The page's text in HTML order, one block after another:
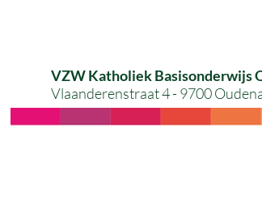
VZW Katholiek Basisonderwijs
Vlaanderenstraat 4 - 9700